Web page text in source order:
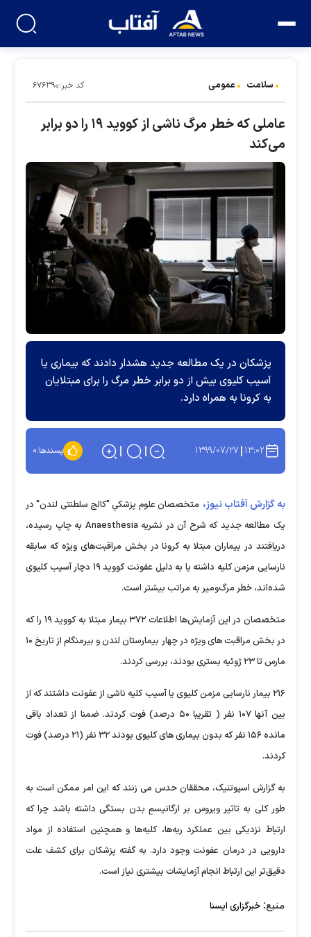
سلامت عمومی کد خبر:۶۷۶۳۹۰
عاملی که خطر مرگ ناشی از کووید ۱۹ را دو برابر
می‌کند
پزشکان در یک مطالعه جدید هشدار دادند که بیماری یا
آسیب کلیوی بیش از دو برابر خطر مرگ را برای مبتلایان
به کرونا به همراه دارد.
۱۳:۰۲ ۱۳۹۹/۰۷/۲۷ پسندها:۰
به گزارش آفتاب نیوز، متخصصان علوم پزشکیِ "کالج سلطنتی لندن" در
یک مطالعه جدید که شرح آن در نشریه Anaesthesia به چاپ رسیده،
دریافتند در بیماران مبتلا به کرونا در بخش مراقبت‌های ویژه که سابقه
نارسایی مزمن کلیه داشته یا به دلیل عفونت کووید ۱۹ دچار آسیب کلیوی
شده‌اند، خطر مرگ‌ومیر به مراتب بیشتر است.
متخصصان در این آزمایش‌ها اطلاعات ۳۷۲ بیمار مبتلا به کووید ۱۹ را که
در بخش مراقبت های ویژه در چهار بیمارستان لندن و بیرمنگام از تاریخ ۱۰
مارس تا ۲۳ ژوئیه بستری بودند، بررسی کردند.
۲۱۶ بیمار نارسایی مزمن کلیوی یا آسیب کلیه ناشی از عفونت داشتند که از
بین آنها ۱۰۷ نفر ( تقریبا ۵۰ درصد) فوت کردند. ضمنا از تعداد باقی
مانده ۱۵۶ نفر که بدون بیماری های کلیوی بودند ۳۲ نفر (۲۱ درصد) فوت
کردند.
به گزارش اسپوتنیک، محققان حدس می زنند که این امر ممکن است به
طور کلی به تاثیر ویروس بر ارگانیسمِ بدن بستگی داشته باشد چرا که
ارتباط نزدیکی بین عملکرد ریه‌ها، کلیه‌ها و همچنین استفاده از مواد
دارویی در درمان عفونت وجود دارد. به گفته پزشکان برای کشف علت
دقیق‌تر این ارتباط انجام آزمایشات بیشتری نیاز است.
منبع: خبرگزاری ایسنا